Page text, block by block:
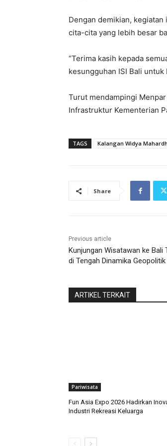
Dengan demikian,
cita-cita yang lebih besar
“Terima kasih kepada
kesungguhan ISI Bali untuk
Turut mendampingi
Infrastruktur Kementerian
TAGS Kalangan Widya
Share
Previous article
Kunjungan Wisatawan ke Bali
di Tengah Dinamika Geopolitik
ARTIKEL TERKAIT
Pariwisata
Fun Asia Expo 2026 Hadirkan
Industri Rekreasi Keluarga